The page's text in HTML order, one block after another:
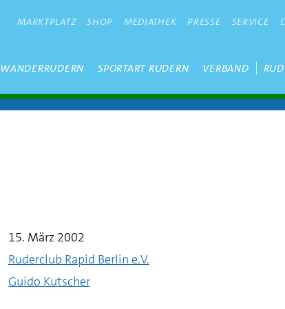
METANAVIGATION
MARKTPLATZ SHOP MEDIATHEK PRESSE SERVICE
WANDERRUDERN SPORTART RUDERN VERBAND
15. März 2002
Ruderclub Rapid Berlin e.V.
Guido Kutscher